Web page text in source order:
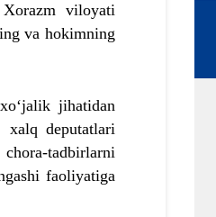
Xorazm viloyati
va hokimning
jihatidan
xalq deputatlari
tadbirlarni
faoliyatiga